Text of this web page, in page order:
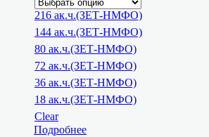
216 ак.ч.(ЗЕТ-НМФО)
144 ак.ч.(ЗЕТ-НМФО)
80 ак.ч.(ЗЕТ-НМФО)
72 ак.ч.(ЗЕТ-НМФО)
36 ак.ч.(ЗЕТ-НМФО)
18 ак.ч.(ЗЕТ-НМФО)
Clear
Подробнее